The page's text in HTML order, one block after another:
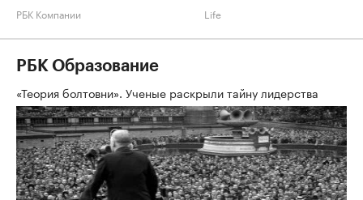
РБК Компании Life
РБК Образование
«Теория болтовни». Ученые раскрыли тайну лидерства